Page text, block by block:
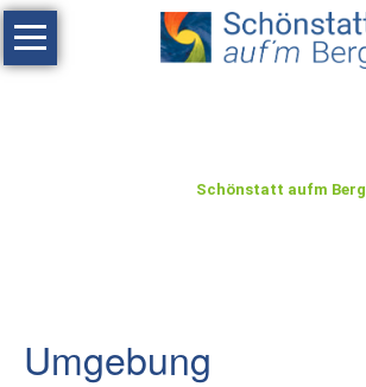
Navigation
überspringen
Zimmer
Schönstatt aufm Berg
Umgebung